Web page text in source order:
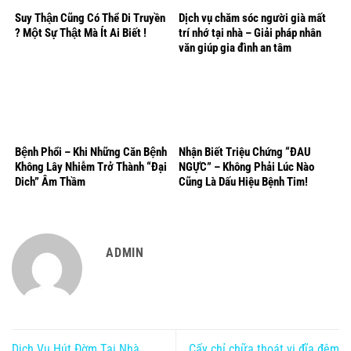
Suy Thận Cũng Có Thể Di Truyền
? Một Sự Thật Mà Ít Ai Biết !
Dịch vụ chăm sóc người già mất
trí nhớ tại nhà – Giải pháp nhân
văn giúp gia đình an tâm
Bệnh Phổi – Khi Những Căn Bệnh
Không Lây Nhiễm Trở Thành “Đại
Dich” Âm Thầm
Nhận Biết Triệu Chứng “ĐAU
NGỰC” – Không Phải Lúc Nào
Cũng Là Dấu Hiệu Bệnh Tim!
ADMIN